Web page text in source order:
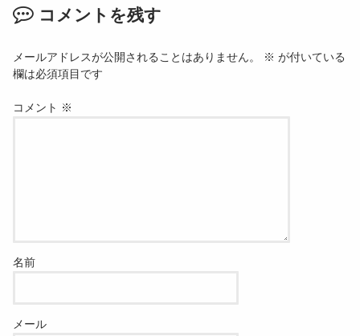
コメントを残す
メールアドレスが公開されることはありません。 ※ が付いている
欄は必須項目です
コメント ※
名前
メール